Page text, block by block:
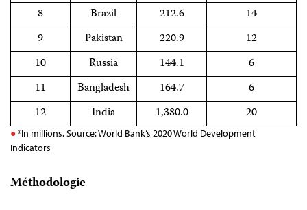
8
Brazil 212.6
14
9
Pakistan 220.9
12
10
Russia 144.1
6
11
Bangladesh 164.7
6
12
India 1,380.0 20
*In millions. Source: World Bank’s 2020 World Development
Indicators
Méthodologie